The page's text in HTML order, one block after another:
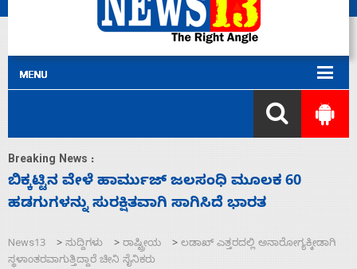
Breaking News :
ನಾಗೇಂದ್ರ ರಾಜೀನಾಮೆ ಕೊಡದಿದ್ದರೆ ಸದನ ನಡೆಸಲು
ಬಿಡೆವು: ಛಲವಾದಿ ನಾರಾಯಣಸ್ವಾಮಿ
News13 > ಸುದ್ದಿಗಳು > ರಾಷ್ಟ್ರೀಯ > ಲಡಾಖ್‌ ಎತ್ತರದಲ್ಲಿ ಅನಾರೋಗ್ಯಕ್ಕೀಡಾಗಿ
ಸ್ಥಳಾಂತರವಾಗುತ್ತಿದ್ದಾರೆ ಚೀನಿ ಸೈನಿಕರು